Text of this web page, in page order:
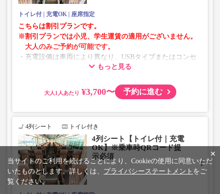
トイレ付 充電OK 座席指定
こちらは割引プランです。
※割引プランでは小児、学生運賃の適用がございません。
大人のみご予約が可能です。
・充電設備は車両により異なり、USBタイプまたはコンセ
ントタイプでのご用意となります。
仕様が変更となる場合がございます。あらかじめご了承く
ださい。
もっと見る
大人 ¥3,700〜 予約に進む
4列シート トイレ付き
4列シート【トイレ付｜充電
OK】※乗車時QRコード提
示必須
×
当サイトのご利用を続けることにより、Cookieの使用に同意いただ
いたものとします。詳しくは、 プライバシーステートメント をご
覧ください。